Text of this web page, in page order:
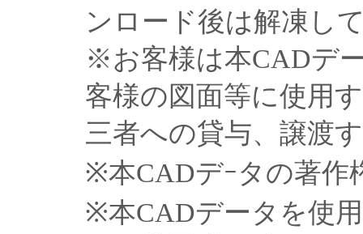
ンロード後は解凍し
※お客様は本CADデ
客様の図面等に使用
三者への貸与、譲渡
※本CADデｰタの著作
※本CADデータを使